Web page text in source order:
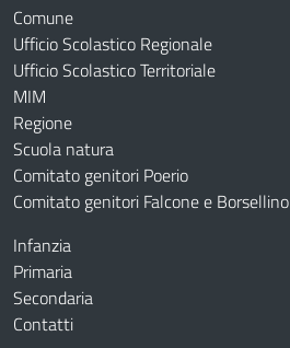
Comune
Ufficio Scolastico Regionale
Ufficio Scolastico Territoriale
MIM
Regione
Scuola natura
Comitato genitori Poerio
Comitato genitori Falcone e Borsellino
Infanzia
Primaria
Secondaria
Contatti